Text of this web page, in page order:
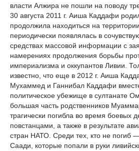
власти Алжира не пошли на поводу
30 августа 2011 г. Аиша Каддафи
продолжила находиться на
периодически появлялась в
средствах массовой информации с
намерениях продолжения борьбы
империализма и оккупантов Ливии.
известно, что еще в 2012 г. Аиша
Мухаммед и Ганнибал Каддафи
политическое убежище в султанате
большая часть родственников
трагически погибла во время боевых
повстанцами, а также в результате
стран НАТО. Среди тех, кто не
Саади, которые попали в руки